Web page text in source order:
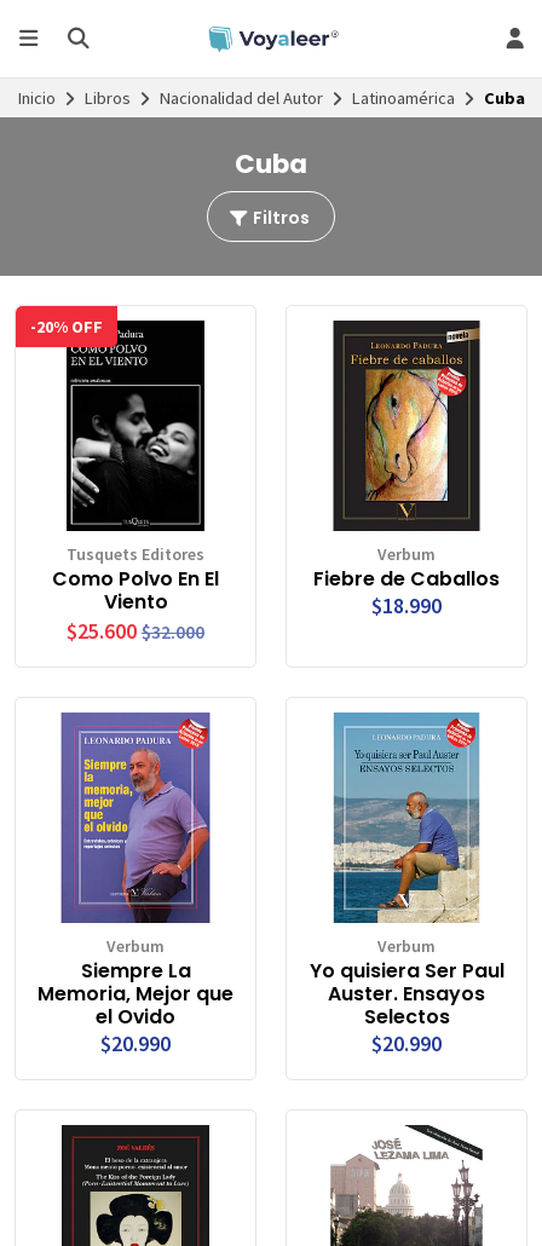
Inicio Libros Nacionalidad del Autor Latinoamérica Cuba
Cuba
Filtros
-20% OFF
Tusquets Editores
Como Polvo En El
Viento
$25.600 $32.000
Verbum
Fiebre de Caballos
$18.990
Verbum
Siempre La
Memoria, Mejor que
el Ovido
$20.990
Verbum
Yo quisiera Ser Paul
Auster. Ensayos
Selectos
$20.990